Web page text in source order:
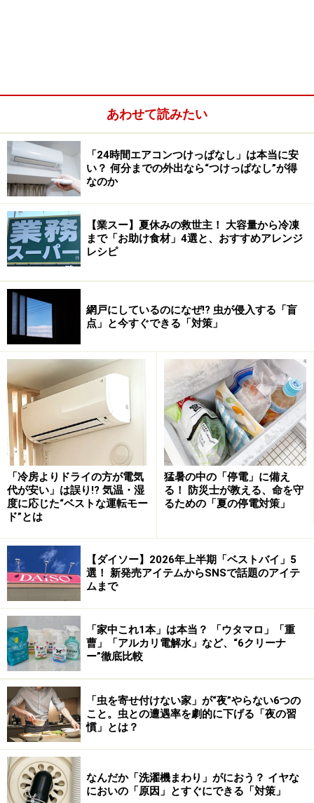
す。故意にせよ無意識で間違えたにせよ、間違われた側
は自分の傘がなくなってしまうので困った事態になりま
す。それを防いでくれるのが、100円ショップの「傘グ
リッパー」。これはセリアやキャンドゥなど、多くの
100円ショップで見かけます。
傘の持ち手部分にかぶせることで、似たようなビニール
傘でも所有者をアピールすることが可能です。
のりもスナック菓子もパリパリ！「食品用
乾燥剤」
ダイソー「食品用乾燥剤」税込110円 JANコード：
4979909874530
湿度が高い梅雨の時期は食品の湿気も気になるところで
す。そこで活躍してくれるのがダイソーの「食品用乾燥
剤」10個入り（税込110円）。10個たっぷり入っている
上、こちらの商品は吸湿状態が分かるブルーゲル入り
で、吸湿されたら電子レンジで加熱することで繰り返し
使えるというコスパ抜群のアイテムです。
すき間に入ってしっかり除湿！「湿気とり
コンパクト除湿」
ダイソー「湿気とり コンパクト除湿」税込110円 JANコー
ド：4550480304632
大きな除湿剤が入りにくい場所でもすき間に入りこませ
ることができるのが、ダイソーの「湿気とり コンパクト
除湿」（税込110円）です。コンパクトでも吸湿量は
350ml、靴箱の中やクローゼットなどで大活躍してくれ
ます。詰め替え用は2個セットで税込110円というコスパ
のよさもおすすめの点です。
手にはめるから細かいところも掃除できる
「除菌ができる お掃除用 ウェット手袋」
あわせて読みたい
「24時間エアコンつけっぱなし」は本当に安
い？ 何分までの外出なら“つけっぱなし”が得
なのか
【業スー】夏休みの救世主！ 大容量から冷凍
まで「お助け食材」4選と、おすすめアレンジ
レシピ
網戸にしているのになぜ!? 虫が侵入する「盲
点」と今すぐできる「対策」
「冷房よりドライの方が電気
代が安い」は誤り!? 気温・湿
度に応じた“ベストな運転モー
ド”とは
猛暑の中の「停電」に備え
る！ 防災士が教える、命を守
るための「夏の停電対策」
【ダイソー】2026年上半期「ベストバイ」5
選！ 新発売アイテムからSNSで話題のアイテ
ムまで
「家中これ1本」は本当？ 「ウタマロ」「重
曹」「アルカリ電解水」など、“6クリーナ
ー”徹底比較
「虫を寄せ付けない家」が“夜”やらない6つの
こと。虫との遭遇率を劇的に下げる「夜の習
慣」とは？
なんだか「洗濯機まわり」がにおう？ イヤな
においの「原因」とすぐにできる「対策」